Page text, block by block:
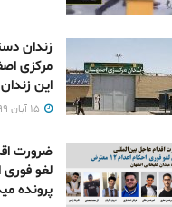
زندان
مرکزی
این زندان
ضرورت
پرونده